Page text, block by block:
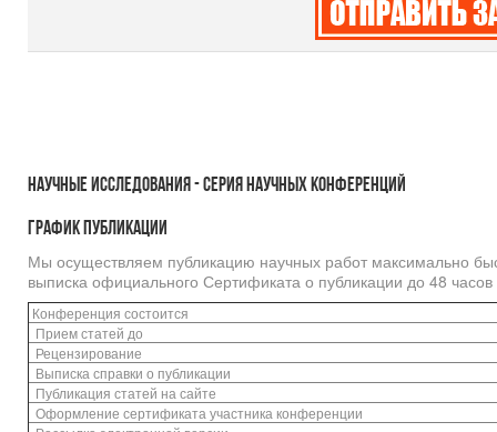
Научные исследования - серия научных конференций
Графикпубликации
Мы осуществляем публикацию научных работ максимально
выписка официального Сертификата о публикации до 48
Конференция состоится
Прием статей до
Рецензирование
Выписка справки о публикации
Публикация статей на сайте
Оформление сертификата участника конференции